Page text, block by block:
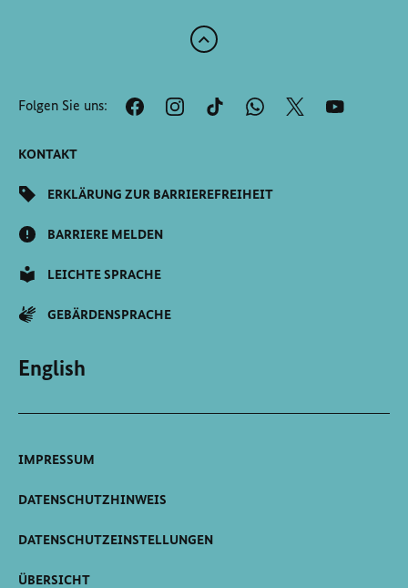
Zum
der
Seite
Folgen Sie uns:
KONTAKT
ERKLÄRUNG ZUR BARRIEREFREIHEIT
BARRIERE MELDEN
LEICHTE SPRACHE
GEBÄRDENSPRACHE
English
IMPRESSUM
DATENSCHUTZHINWEIS
DATENSCHUTZEINSTELLUNGEN
ÜBERSICHT